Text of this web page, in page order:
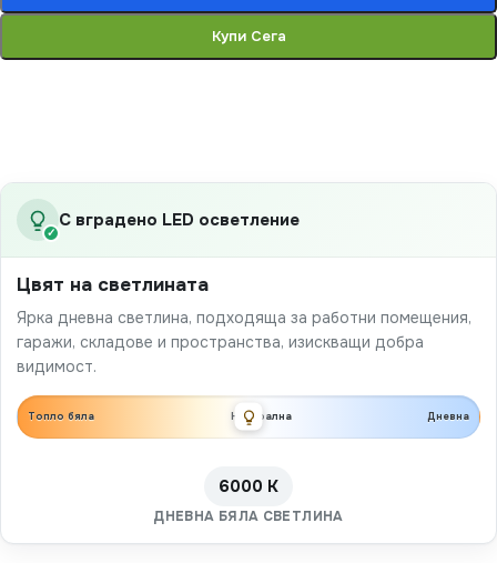
Купи Сега
✓
С вградено LED осветление
Цвят на светлината
Ярка дневна светлина, подходяща за работни помещения,
гаражи, складове и пространства, изискващи добра
видимост.
Топло бяла Неутрална Дневна
6000 K
ДНЕВНА БЯЛА СВЕТЛИНА